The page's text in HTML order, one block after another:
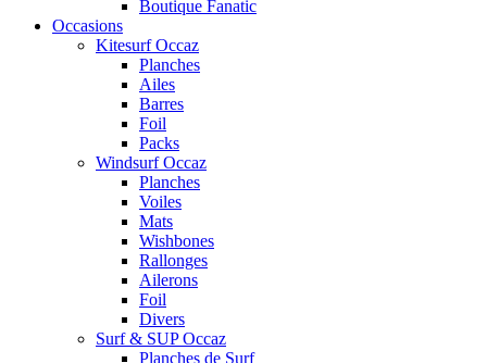
Boutique Fanatic
Occasions
Kitesurf Occaz
Planches
Ailes
Barres
Foil
Packs
Windsurf Occaz
Planches
Voiles
Mats
Wishbones
Rallonges
Ailerons
Foil
Divers
Surf & SUP Occaz
Planches de Surf